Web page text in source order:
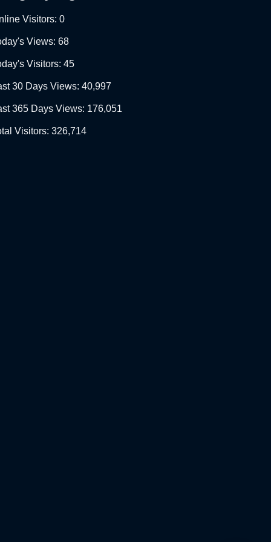
Visitors: 0
Views: 68
Visitors: 45
30 Days Views: 40,997
365 Days Views: 176,051
Visitors: 326,714